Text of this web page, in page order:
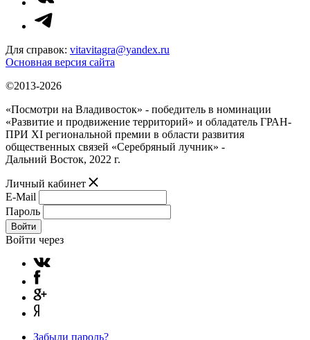
Для справок: vitavitagra@yandex.ru
Основная версия сайта
©2013-2026
«Посмотри на Владивосток» - победитель в номинации
«Развитие и продвижение территорий» и обладатель ГРАН-
ПРИ XI региональной премии в области развития
общественных связей «Серебряный лучник» -
Дальний Восток, 2022 г.
Личный кабинет
E-Mail
Пароль
Войти
Войти через
Забыли пароль?